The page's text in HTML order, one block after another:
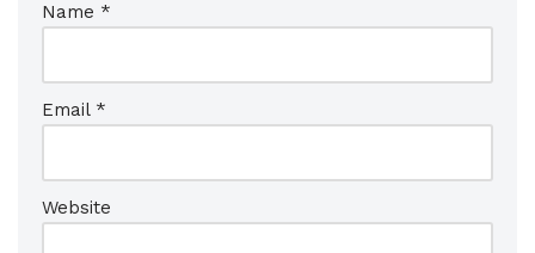
Name *
Email *
Website